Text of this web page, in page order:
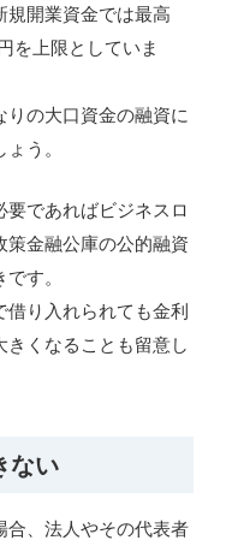
規開業資金では最高
を上限としていま
りの大口資金の融資に
う。
であればビジネスロ
策金融公庫の公的融資
す。
借り入れられても金利
くなることも留意し
ない
合、法人やその代表者